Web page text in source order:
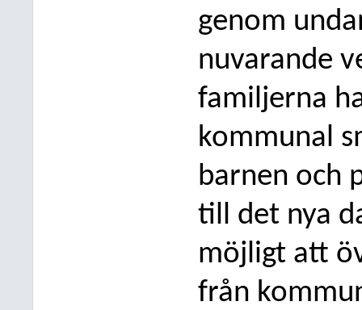
genom
nuvarande
familjerna
kommunal
barnen och
till det nya
möjligt att
från